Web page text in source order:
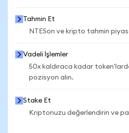
Tahmin Et
NTESon ve kripto tahmin
Vadeli İşlemler
50x kaldıraca kadar
pozisyon alın.
Stake Et
Kriptonuzu değerlendirin ve